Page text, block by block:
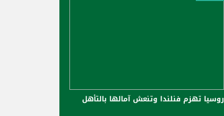
روسيا تهزم فنلندا وتنعش آمالها بالتأهل